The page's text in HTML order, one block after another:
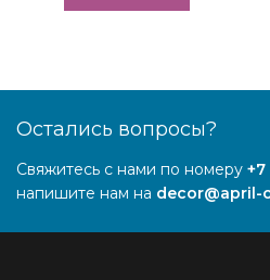
Остались вопросы?
Свяжитесь с нами по номеру
напишите нам на decor@april-